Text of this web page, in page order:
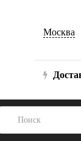
Москва